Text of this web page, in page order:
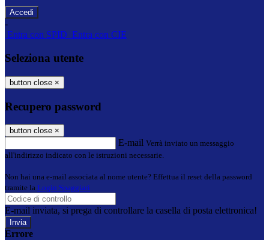
-
Entra con SPID Entra con CIE
Seleziona utente
button close ×
Recupero password
button close ×
E-mail Verrà inviato un messaggio
all'indirizzo indicato con le istruzioni necessarie.
Non hai una e-mail associata al nome utente? Effettua il reset della password
tramite la Login Spaggiari
E-mail inviata, si prega di controllare la casella di posta elettronica!
Errore